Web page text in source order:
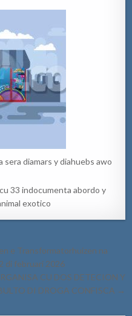
diamars y diahuebs awo
33 indocumenta abordo y
exotico
e Transformatorhuizen na
di februari 2026
CU DOS DETECION Y
DI DROGA CONFISCA →